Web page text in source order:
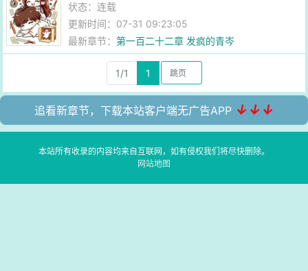
状态：连载
更新时间：07-31 09:23:05
最新章节：第一百二十二章 发疯的青岑
1/1 1
追看新章节，下载本站客户端无广告APP ↓↓↓
本站所有收录的内容均来自互联网，如有侵权我们将尽快删除。
网站地图